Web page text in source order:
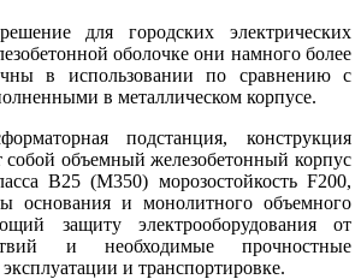
для городских электрических
оболочке они намного более
в использовании по сравнению с
в металлическом корпусе.
подстанция, конструкция
собой объемный железобетонный корпус
В25 (М350) морозостойкость F200,
основания и монолитного объемного
защиту электрооборудования от
и необходимые прочностные
и транспортировке.